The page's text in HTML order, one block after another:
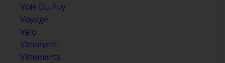
Voie Du Puy
Voyage
Vélo
Vêtement
Vêtements